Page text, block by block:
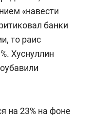
«навести
банки
то раис
Хуснуллин
на 23% на фоне